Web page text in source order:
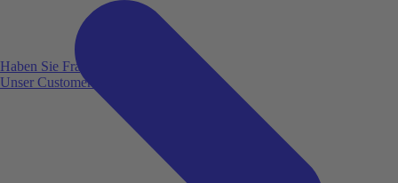
Haben Sie Fragen?
Unser Customer Service ist für Sie da!